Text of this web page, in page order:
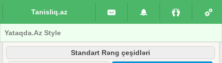
Tanisliq.az
Yataqda.Az Style
Standart Rəng çeşidləri